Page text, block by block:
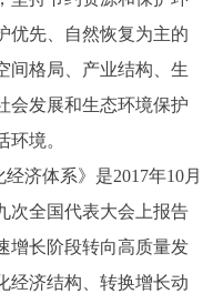
优先、自然恢复为主的
间格局、产业结构、生
会发展和生态环境保护
境。
济体系》是2017年10月
次全国代表大会上报告
增长阶段转向高质量发
经济结构、转换增长动